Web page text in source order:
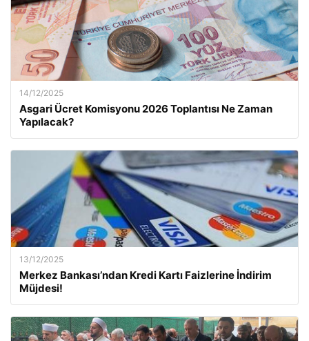
14/12/2025
Asgari Ücret Komisyonu 2026 Toplantısı Ne Zaman
Yapılacak?
13/12/2025
Merkez Bankası’ndan Kredi Kartı Faizlerine İndirim
Müjdesi!